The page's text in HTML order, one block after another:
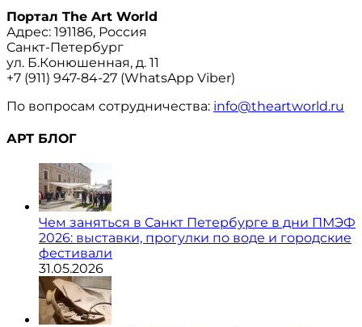
Портал The Art World
Адрес: 191186, Россия
Санкт-Петербург
ул. Б.Конюшенная, д. 11
+7 (911) 947-84-27 (WhatsApp Viber)
По вопросам сотрудничества: info@theartworld.ru
АРТ БЛОГ
Чем заняться в Санкт Петербурге в дни ПМЭФ
2026: выставки, прогулки по воде и городские
фестивали
31.05.2026